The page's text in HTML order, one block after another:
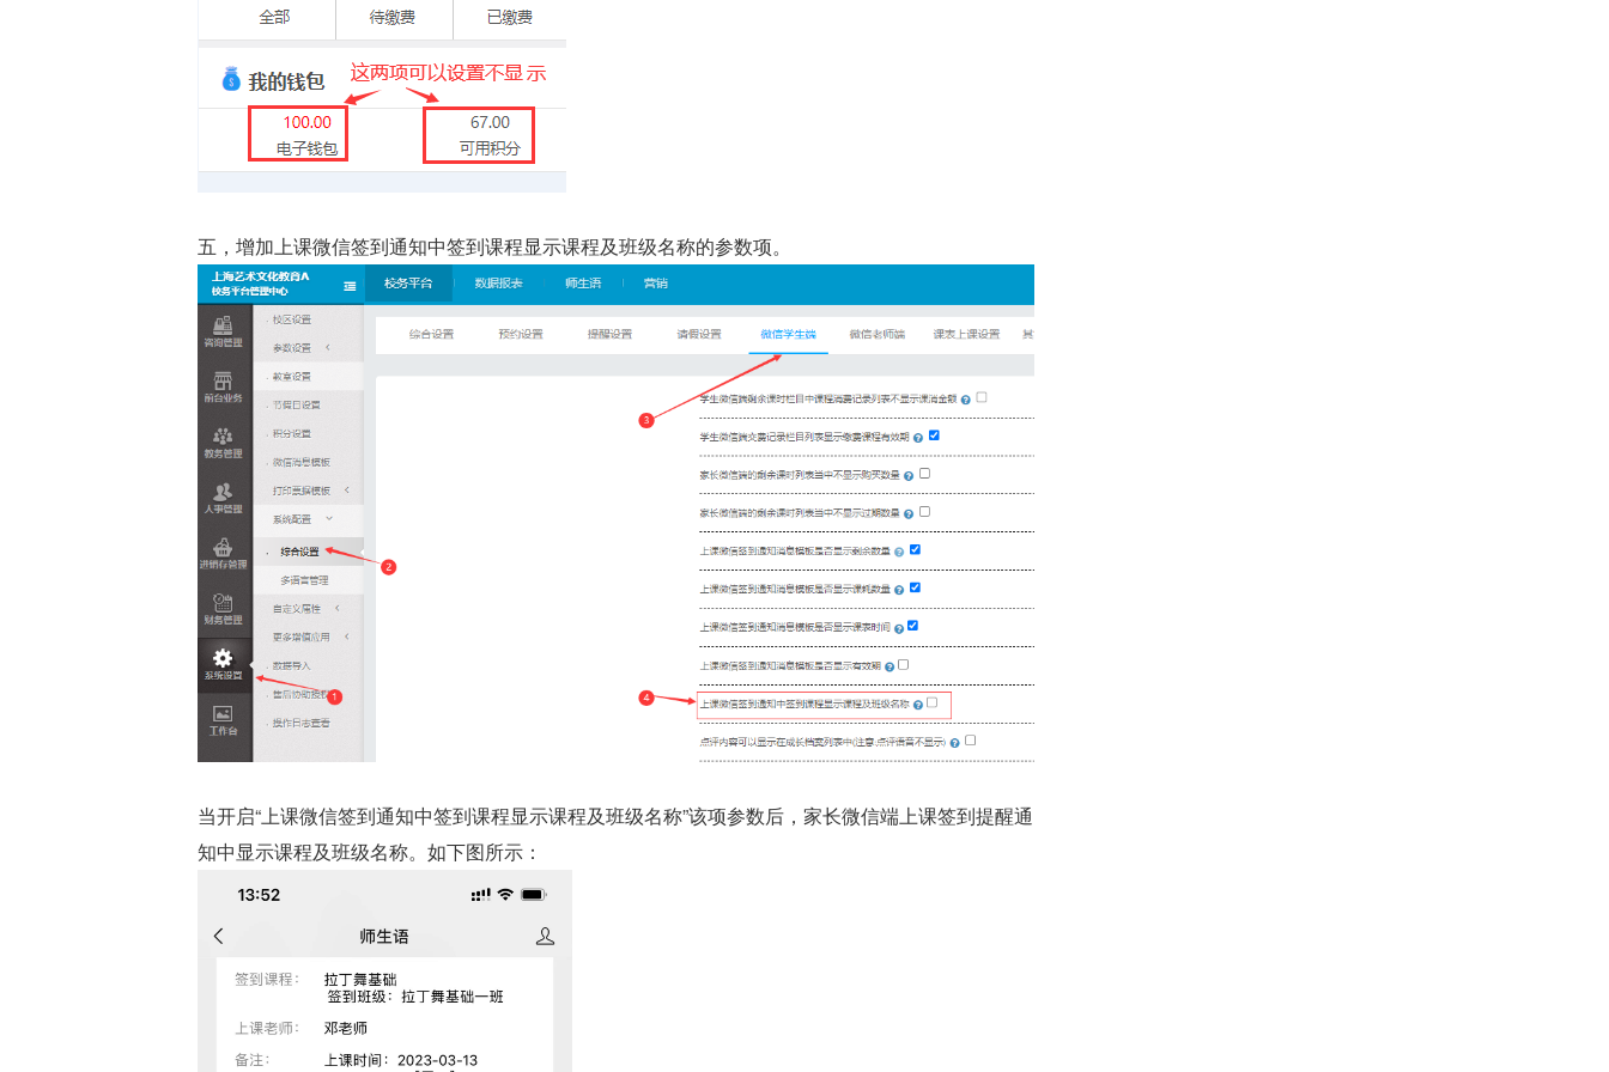
五，增加上课微信签到通知中签到课程显示课程及班级名称的参数项。
当开启“上课微信签到通知中签到课程显示课程及班级名称”该项参数后，家长微信端上课签到提醒通
知中显示课程及班级名称。如下图所示：